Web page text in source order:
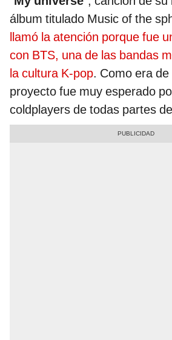
álbum titulado Music of the
llamó la atención porque fue
con BTS, una de las bandas
la cultura K-pop. Como era
proyecto fue muy esperado
coldplayers de todas partes